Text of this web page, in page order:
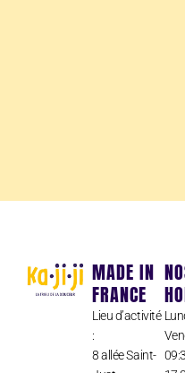
MADE IN
FRANCE
Lieu d’activité
:
8 allée Saint-